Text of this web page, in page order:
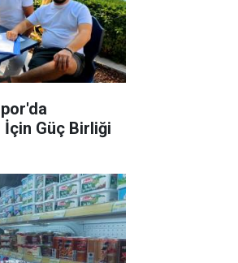
Güç Birliği